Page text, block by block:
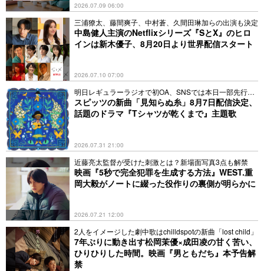
2026.07.09 06:00
三浦獠太、藤間爽子、中村蒼、久間田琳加らの出演も決定
中島健人主演のNetflixシリーズ『SとX』のヒロ
インは新木優子、8月20日より世界配信スタート
2026.07.10 07:00
明日レギュラーラジオで初OA、SNSでは本日一部先行配
信
スピッツの新曲「見知らぬ糸」8月7日配信決定、
話題のドラマ『Tシャツが乾くまで』主題歌
2026.07.31 21:00
近藤亮太監督が受けた刺激とは？新場面写真3点も解禁
映画『5秒で完全犯罪を生成する方法』WEST.重
岡大毅がノートに綴った役作りの裏側が明らかに
2026.07.21 12:00
2人をイメージした劇中歌はchilldspotの新曲「lost child」
7年ぶりに動き出す松岡茉優×成田凌の甘く苦い、
ひりひりした時間。映画『男ともだち』本予告解
禁